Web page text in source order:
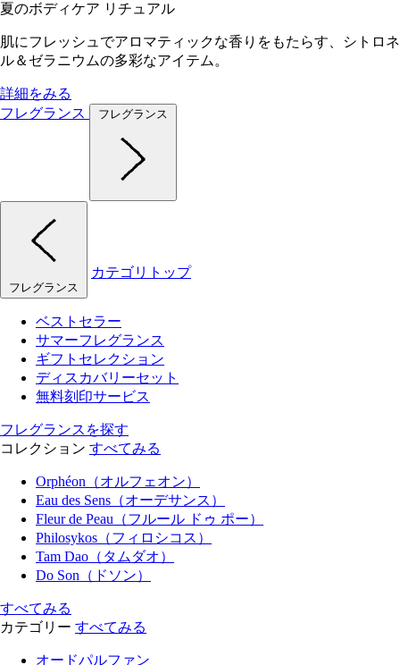
夏のボディケア リチュアル
肌にフレッシュでアロマティックな香りをもたらす、シトロネ
ル＆ゼラニウムの多彩なアイテム。
詳細をみる
フレグランス
フレグランス
フレグランス
カテゴリトップ
ベストセラー
サマーフレグランス
ギフトセレクション
ディスカバリーセット
無料刻印サービス
フレグランスを探す
コレクション すべてみる
Orphéon（オルフェオン）
Eau des Sens（オーデサンス）
Fleur de Peau（フルール ドゥ ポー）
Philosykos（フィロシコス）
Tam Dao（タムダオ）
Do Son（ドソン）
すべてみる
カテゴリー すべてみる
オードパルファン